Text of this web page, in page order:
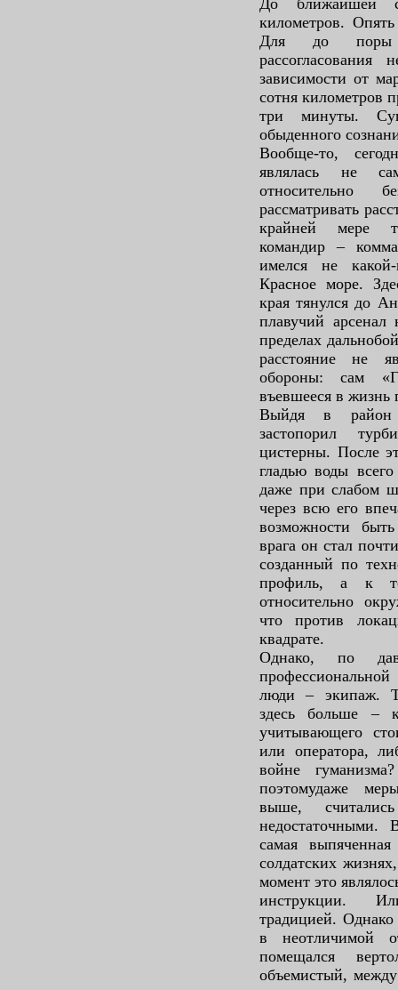
километров.
Для до поры
зависимости от
сотня километров
три минуты.
обыденного
Вообще-то,
являлась не
относительно
рассматривать
крайней мере
командир –
имелся не
Красное море.
края тянулся до
плавучий арсенал
пределах
расстояние не
обороны: сам
въевшееся в
Выйдя в район
застопорил
цистерны. После
гладью воды
даже при слабом
через всю его
возможности
врага он стал
созданный по
профиль, а к
относительно
что против
квадрате.
Однако, по
люди – экипаж.
здесь больше –
учитывающего
или оператора,
войне
поэтомудаже
выше,
недостаточными.
самая
солдатских
момент это
инструкции.
традицией.
в неотличимой
помещался
объемистый,